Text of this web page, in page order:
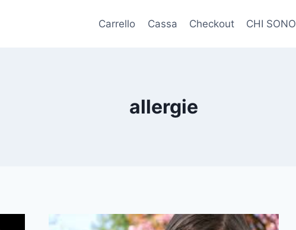
Carrello Cassa Checkout CHI SONO
allergie